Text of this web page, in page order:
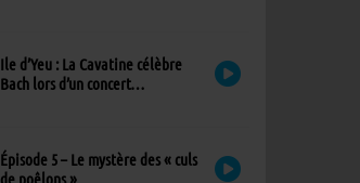
Ile d’Yeu : La Cavatine célèbre
Bach lors d’un concert
Épisode 5 – Le mystère des « culs
de poêlons »